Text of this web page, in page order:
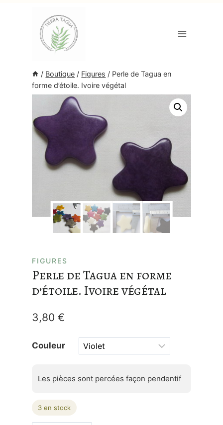
/ Boutique / Figures / Perle de Tagua en
forme d’étoile. Ivoire végétal
FIGURES
Perle de Tagua en forme
d’étoile. Ivoire végétal
3,80 €
Couleur
Les pièces sont percées façon pendentif
3 en stock